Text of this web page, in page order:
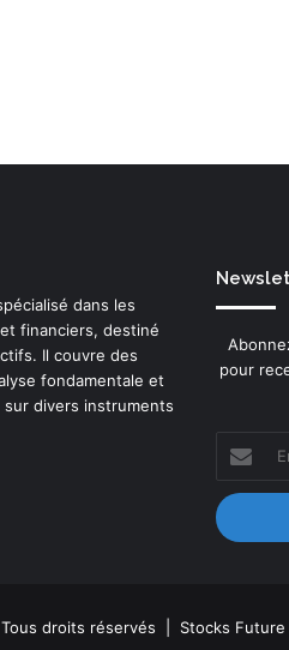
dans les
financiers, destiné
Il couvre des
fondamentale et
divers instruments
pour
votre
adresse
Email
droits réservés | Stocks Future